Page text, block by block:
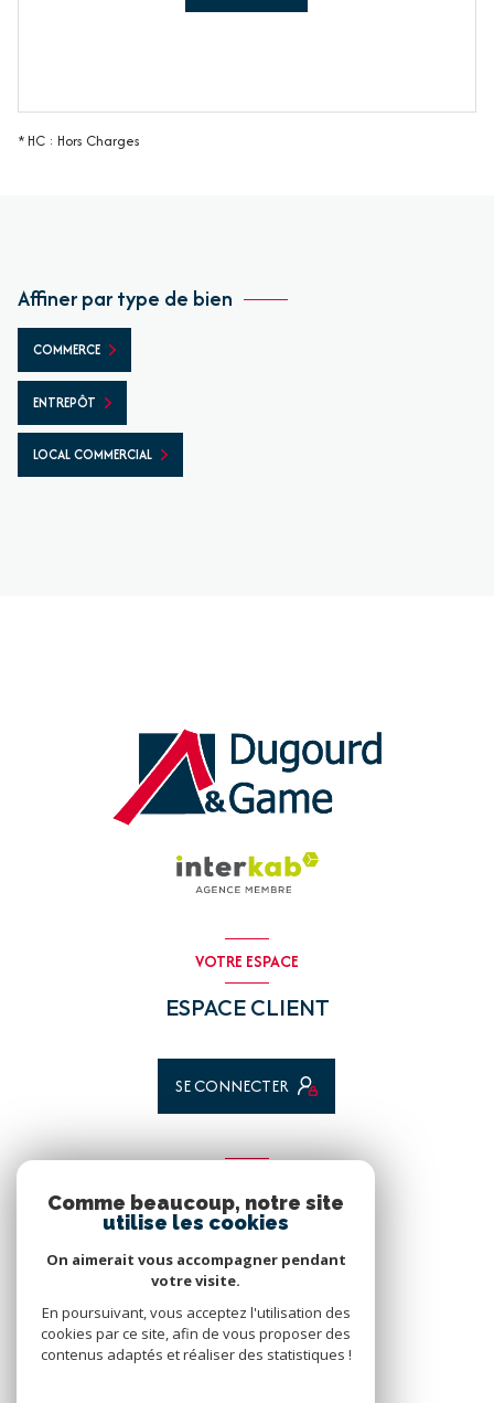
* HC : Hors Charges
Affiner par type de bien
COMMERCE
ENTREPÔT
LOCAL COMMERCIAL
VOTRE ESPACE
ESPACE CLIENT
SE CONNECTER
Nous adhérons
Comme beaucoup, notre site
utilise les cookies
On aimerait vous accompagner pendant
votre visite.
En poursuivant, vous acceptez l'utilisation des
cookies par ce site, afin de vous proposer des
contenus adaptés et réaliser des statistiques !